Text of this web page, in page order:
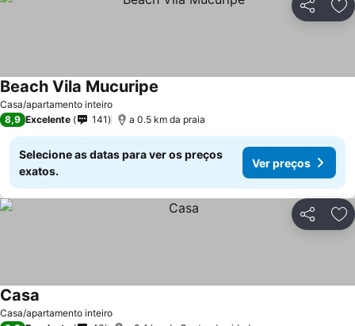
Partilhar
Casa/apartamento inteiro
Beach Vila Mucuripe
8,9 Excelente 141 a 0.5 km da praia
Selecione as datas para ver os preços
exatos.
Ver preços
Partilhar
Casa/apartamento inteiro
Casa